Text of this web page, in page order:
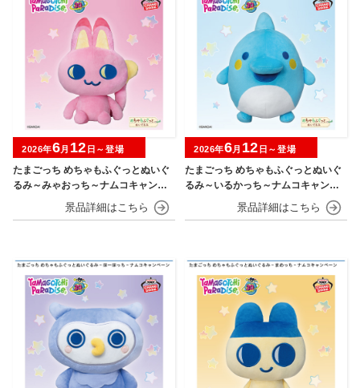
たまごっち めちゃもふぐっとぬいぐ
るみ～みゃおっち～ナムコキャンペ
2026年6月 12 日～登場
たまごっち めちゃもふぐっとぬいぐ
るみ～いるかっち～ナムコキャンペ
2026年6月 12 日～登場